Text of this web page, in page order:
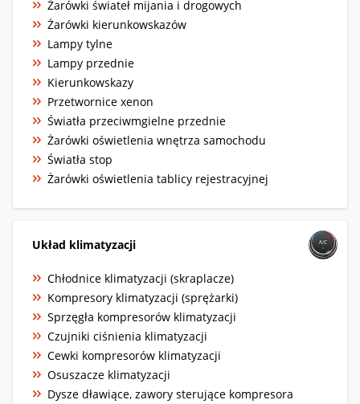
Żarówki świateł mijania i drogowych
Żarówki kierunkowskazów
Lampy tylne
Lampy przednie
Kierunkowskazy
Przetwornice xenon
Światła przeciwmgielne przednie
Żarówki oświetlenia wnętrza samochodu
Światła stop
Żarówki oświetlenia tablicy rejestracyjnej
Układ klimatyzacji
Chłodnice klimatyzacji (skraplacze)
Kompresory klimatyzacji (sprężarki)
Sprzęgła kompresorów klimatyzacji
Czujniki ciśnienia klimatyzacji
Cewki kompresorów klimatyzacji
Osuszacze klimatyzacji
Dysze dławiące, zawory sterujące kompresora